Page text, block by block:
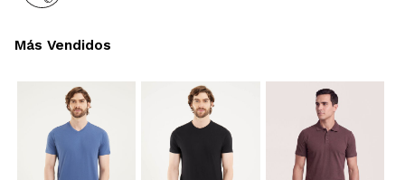
Más Vendidos